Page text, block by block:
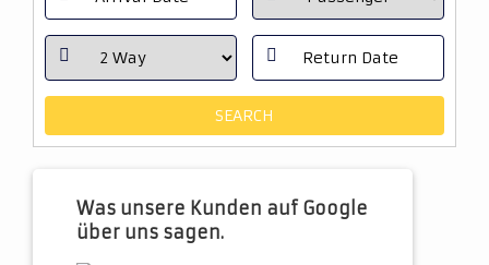
Was unsere Kunden auf Google
über uns sagen.